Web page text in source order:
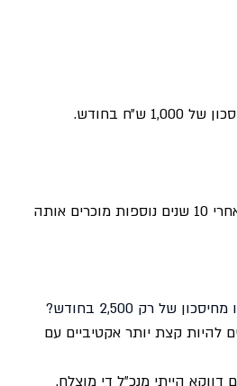
ומה היה קורה אם חוסכים 2,500 בחודש ואז אחרי 10 שנים קונים דירה ואז אחרי 10 שנים נוספות מוכרים אותה
של רק 2,500 בחודש?
להיות קצת יותר אקטיביים עם
דווקא הייתי מנכ״ל די מוצלח.